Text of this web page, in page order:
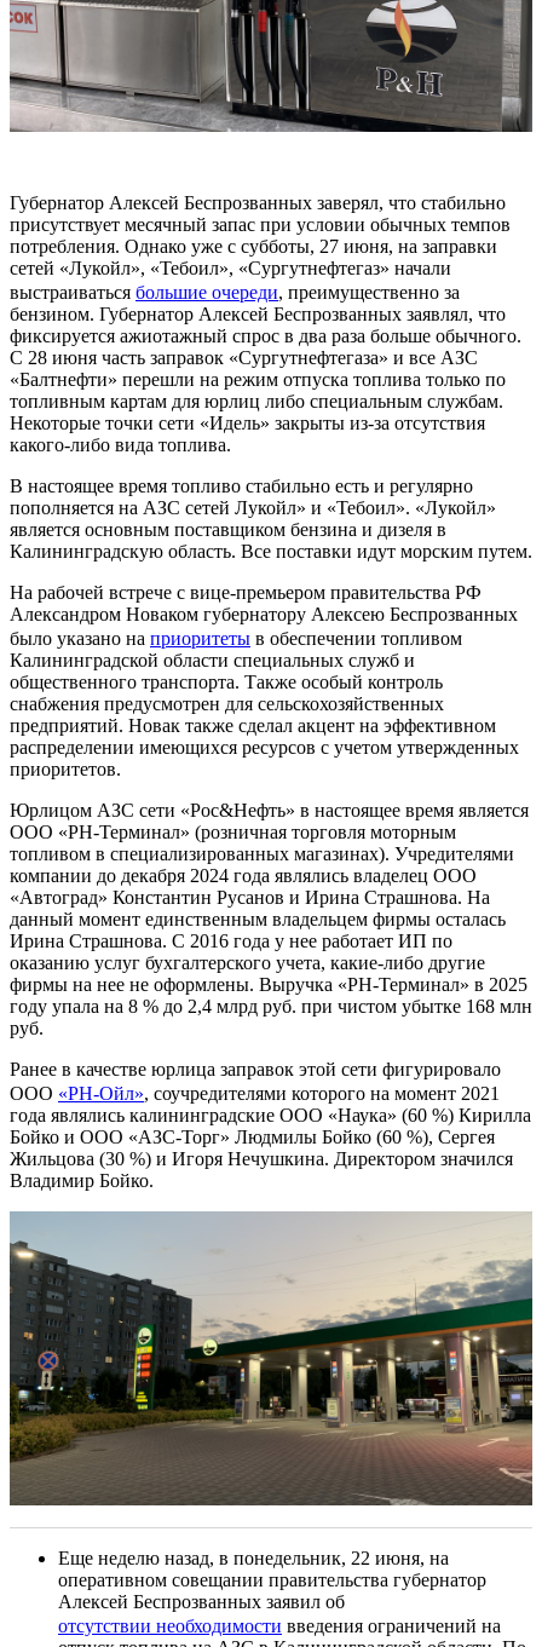
Губернатор Алексей Беспрозванных заверял, что стабильно
присутствует месячный запас при условии обычных темпов
потребления. Однако уже с субботы, 27 июня, на заправки
сетей «Лукойл», «Тебоил», «Сургутнефтегаз» начали
выстраиваться большие очереди, преимущественно за
бензином. Губернатор Алексей Беспрозванных заявлял, что
фиксируется ажиотажный спрос в два раза больше обычного.
С 28 июня часть заправок «Сургутнефтегаза» и все АЗС
«Балтнефти» перешли на режим отпуска топлива только по
топливным картам для юрлиц либо специальным службам.
Некоторые точки сети «Идель» закрыты из-за отсутствия
какого-либо вида топлива.
В настоящее время топливо стабильно есть и регулярно
пополняется на АЗС сетей Лукойл» и «Тебоил». «Лукойл»
является основным поставщиком бензина и дизеля в
Калининградскую область. Все поставки идут морским путем.
На рабочей встрече с вице-премьером правительства РФ
Александром Новаком губернатору Алексею Беспрозванных
было указано на приоритеты в обеспечении топливом
Калининградской области специальных служб и
общественного транспорта. Также особый контроль
снабжения предусмотрен для сельскохозяйственных
предприятий. Новак также сделал акцент на эффективном
распределении имеющихся ресурсов с учетом утвержденных
приоритетов.
Юрлицом АЗС сети «Рос&Нефть» в настоящее время является
ООО «РН-Терминал» (розничная торговля моторным
топливом в специализированных магазинах). Учредителями
компании до декабря 2024 года являлись владелец ООО
«Автоград» Константин Русанов и Ирина Страшнова. На
данный момент единственным владельцем фирмы осталась
Ирина Страшнова. С 2016 года у нее работает ИП по
оказанию услуг бухгалтерского учета, какие-либо другие
фирмы на нее не оформлены. Выручка «РН-Терминал» в 2025
году упала на 8 % до 2,4 млрд руб. при чистом убытке 168 млн
руб.
Ранее в качестве юрлица заправок этой сети фигурировало
ООО «РН-Ойл», соучредителями которого на момент 2021
года являлись калининградские ООО «Наука» (60 %) Кирилла
Бойко и ООО «АЗС-Торг» Людмилы Бойко (60 %), Сергея
Жильцова (30 %) и Игоря Нечушкина. Директором значился
Владимир Бойко.
Еще неделю назад, в понедельник, 22 июня, на
оперативном совещании правительства губернатор
Алексей Беспрозванных заявил об
отсутствии необходимости введения ограничений на